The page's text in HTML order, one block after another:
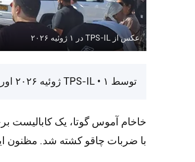
عکس از TPS-IL در ۱ ژوئیه ۲۰۲۶
توسط TPS-IL • ۱ ژوئیه ۲۰۲۶ اورشلیم، ۱ ژوئیه ۲۰۲۶ (TPS-IL) —
خاخام آموس گوتا، یک کابالیست
با ضربات چاقو کشته شد. مظنون